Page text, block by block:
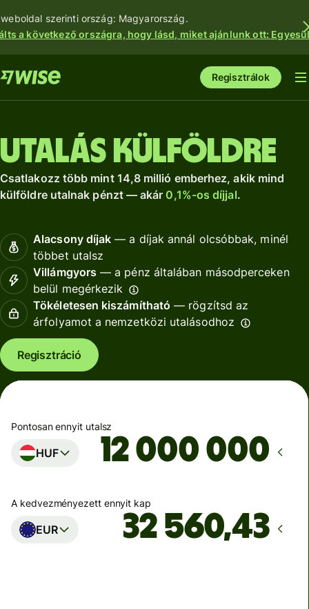
szerinti ország: Magyarország.
a következő országra, hogy lásd, miket ajánlunk ott:
Regisztrálok
Utalás külföldre
Csatlakozz több mint 14,8 millió emberhez, akik mind
külföldre utalnak pénzt — akár 0,1%-os díjjal.
Alacsony díjak — a díjak annál olcsóbbak, minél
többet utalsz
Villámgyors — a pénz általában másodperceken
belül megérkezik
Tökéletesen kiszámítható — rögzítsd az
árfolyamot a nemzetközi utalásodhoz
Regisztráció
Pontosan ennyit utalsz
HUF
A kedvezményezett ennyit kap
EUR